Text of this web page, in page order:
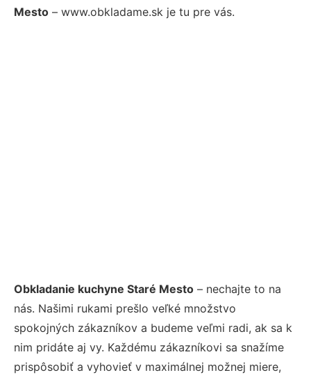
Mesto – www.obkladame.sk je tu pre vás.
Obkladanie kuchyne Staré Mesto – nechajte to na
nás. Našimi rukami prešlo veľké množstvo
spokojných zákazníkov a budeme veľmi radi, ak sa k
nim pridáte aj vy. Každému zákazníkovi sa snažíme
prispôsobiť a vyhovieť v maximálnej možnej miere,